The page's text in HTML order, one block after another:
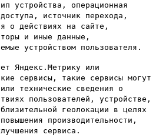
устройства, операционная
источник перехода,
о действиях на сайте,
и иные данные,
устройством пользователя.
Яндекс.Метрику или
сервисы, такие сервисы могут
технические сведения о
пользователей, устройстве,
геолокации в целях
производительности,
сервиса.